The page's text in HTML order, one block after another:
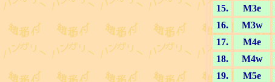
15.
M3e
16.
M3w
17.
M4e
18.
M4w
19.
M5e